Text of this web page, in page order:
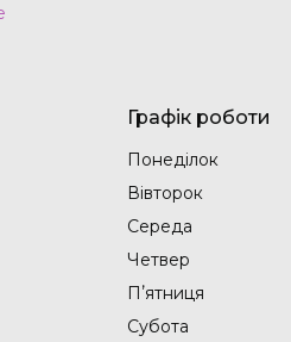
Графік роботи
Понеділок
Вівторок
Середа
Четвер
Пʼятниця
Субота